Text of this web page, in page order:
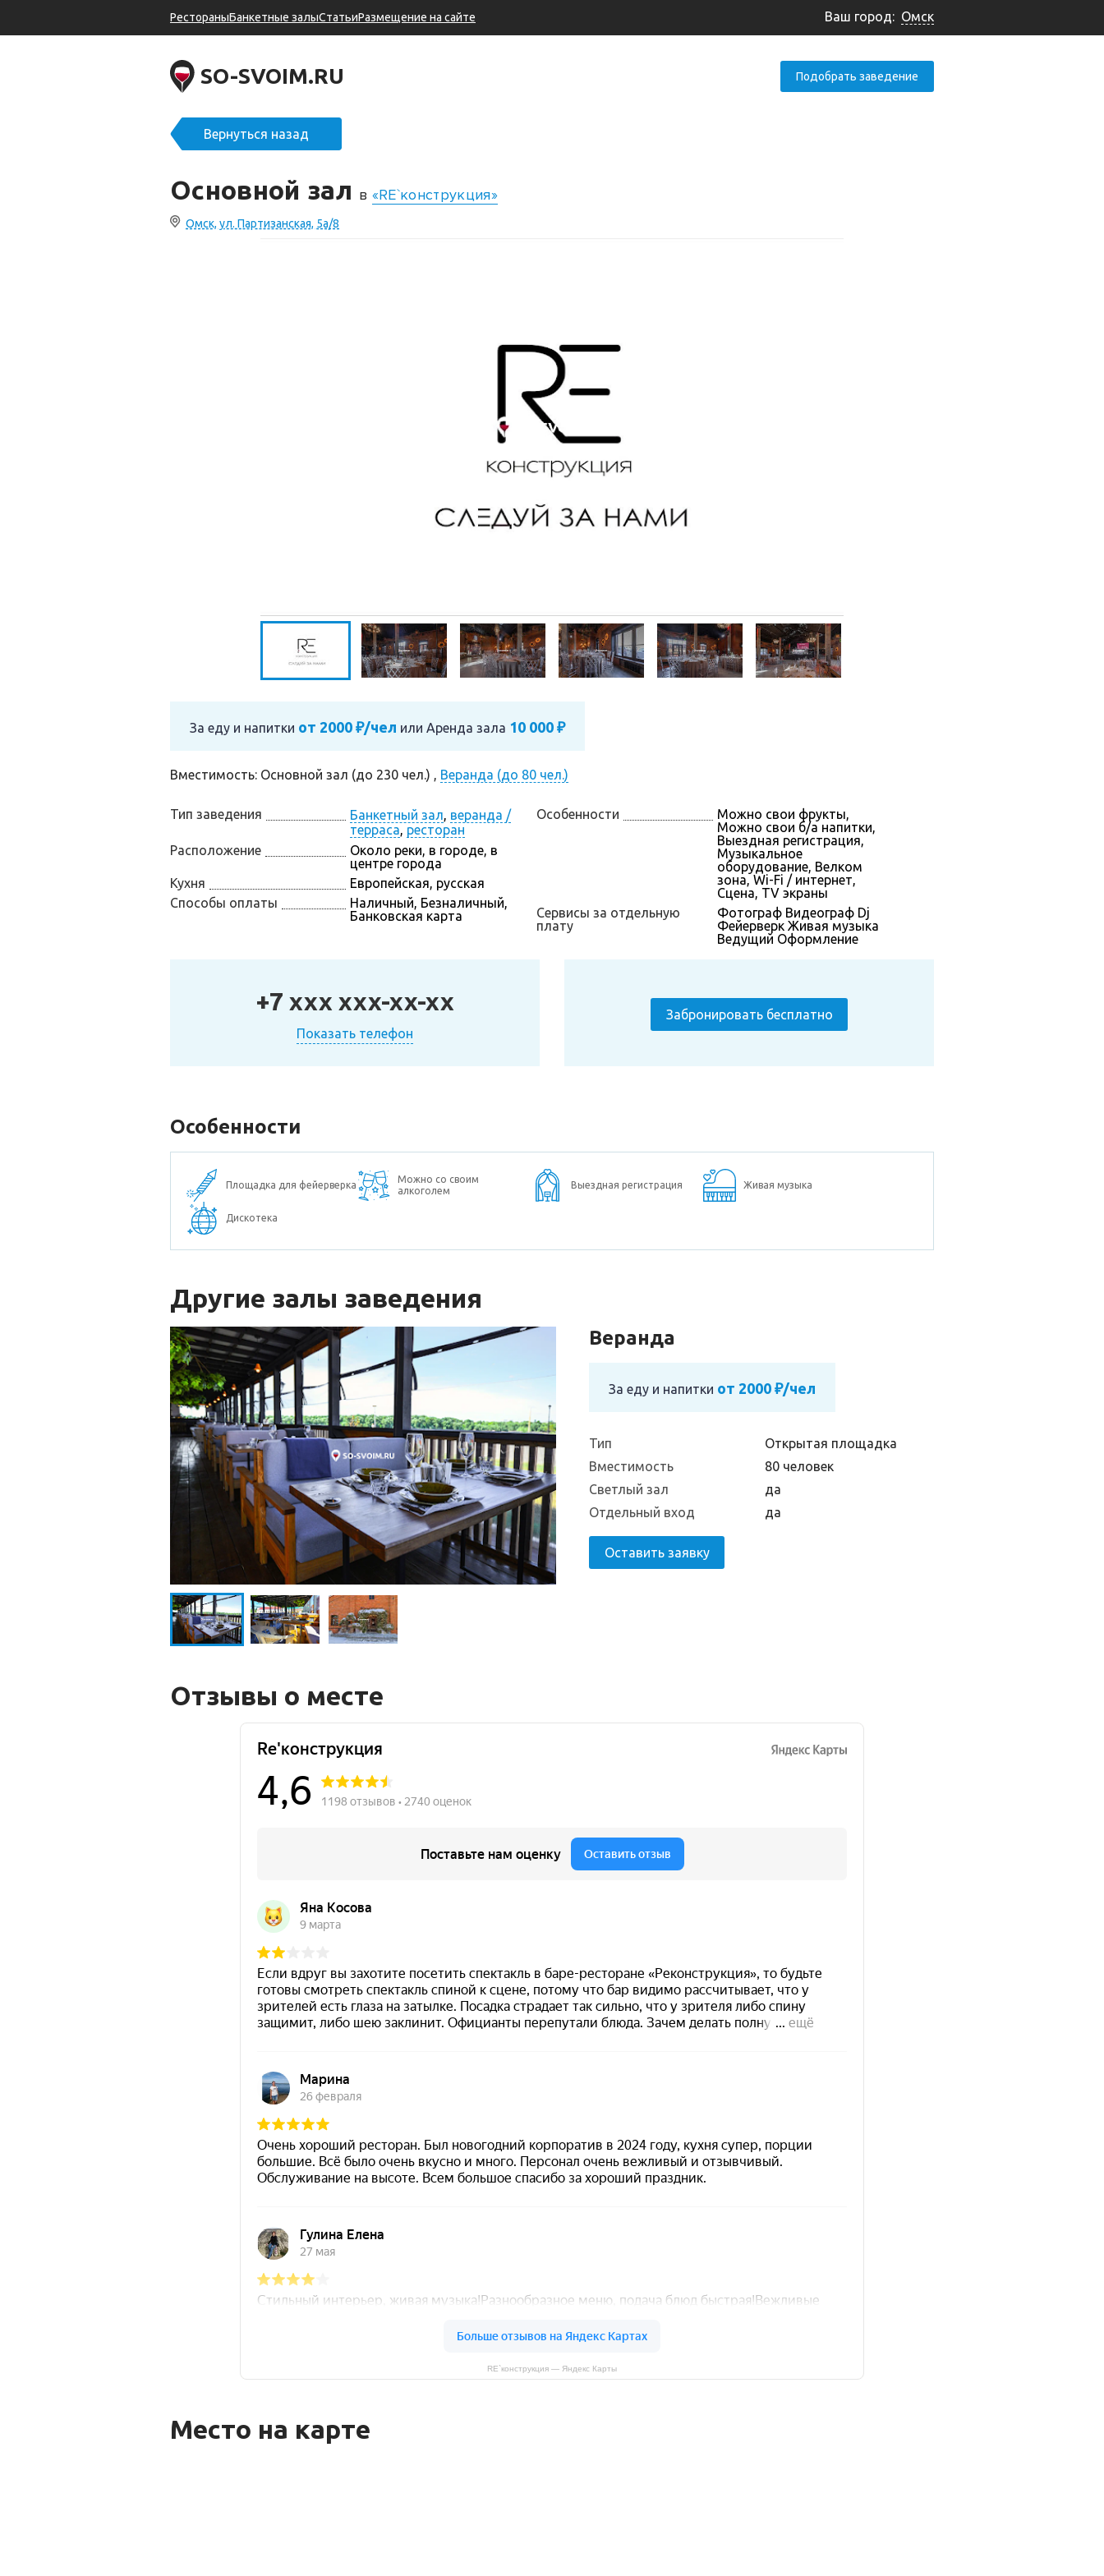
РестораныБанкетные залыСтатьиРазмещение на сайте Ваш город: Омск
SO-SVOIM.RU Подобрать заведение
Вернуться назад
Основной зал в «RE`конструкция»
Омск, ул. Партизанская, 5а/8
За еду и напитки от 2000 ₽/чел или Аренда зала 10 000 ₽
Вместимость: Основной зал (до 230 чел.) , Веранда (до 80 чел.)
Тип заведения Банкетный зал, веранда /
терраса, ресторан
Расположение
Около реки, в городе, в
центре города
Кухня
Европейская, русская
Способы оплаты
Наличный, Безналичный,
Банковская карта
Особенности
Можно свои фрукты,
Можно свои б/а напитки,
Выездная регистрация,
Музыкальное
оборудование, Велком
зона, Wi-Fi / интернет,
Сцена, TV экраны
Сервисы за отдельную
плату
Фотограф Видеограф Dj
Фейерверк Живая музыка
Ведущий Оформление
+7 xxx xxx-xx-xx
Показать телефон
Забронировать бесплатно
Особенности
Площадка для фейерверка
Можно со своим
алкоголем
Выездная регистрация Живая музыка
Дискотека
Другие залы заведения
Веранда
За еду и напитки от 2000 ₽/чел
Тип
Открытая площадка
Вместимость
80 человек
Светлый зал
да
Отдельный вход
да
Оставить заявку
Отзывы о месте
RE`конструкция — Яндекс Карты
Место на карте